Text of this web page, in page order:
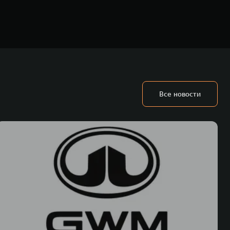
технологиях и экологичном производстве. Компания была
исследования и разработки, производство, продажу и
использующих альтернативные источники энергии. Это
бренд SALOON – в совокупности образуют сегмент прогрессивных
В течение шести лет подряд продажи GWM превышают отметку в 1
года Great Wall Motor занимает первое место по объёмам продаж
Германии, Индии, Австрии и Южной Корее. Компания построила
5 предприятий по сборке автомобилей.
Все новости